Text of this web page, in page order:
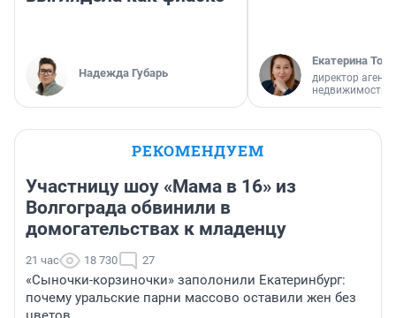
Надежда Губарь
Екатерина
директор
недвижимости
РЕКОМЕНДУЕМ
Участницу шоу «Мама в 16» из
Волгограда обвинили в
домогательствах к младенцу
21 час 18 730 27
«Сыночки-корзиночки» заполонили Екатеринбург:
почему уральские парни массово оставили жен без